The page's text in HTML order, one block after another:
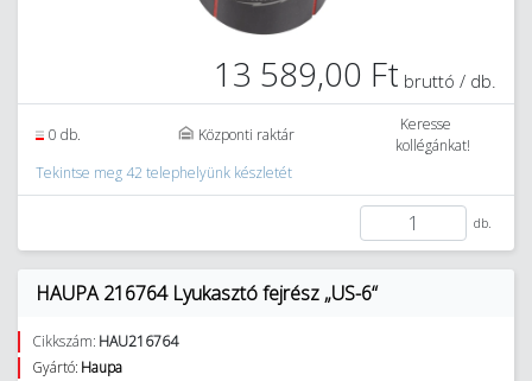
13 589,00 Ft bruttó / db.
0 db. Központi raktár
Keresse
kollégánkat!
Tekintse meg 42 telephelyünk készletét
db.
HAUPA 216764 Lyukasztó fejrész „US-6“
Cikkszám: HAU216764
Gyártó: Haupa